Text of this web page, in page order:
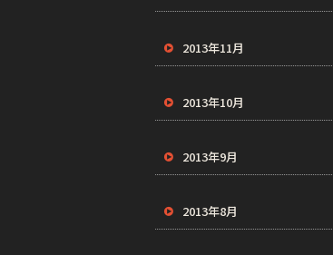
2013年11月
2013年10月
2013年9月
2013年8月